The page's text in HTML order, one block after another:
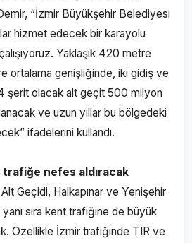
“İzmir Büyükşehir Belediyesi
hizmet edecek bir karayolu
Yaklaşık 420 metre
ortalama genişliğinde, iki gidiş ve
şerit olacak alt geçit 500 milyon
ve uzun yıllar bu bölgedeki
ifadelerini kullandı.
nefes aldıracak
Geçidi, Halkapınar ve Yenişehir
yanı sıra kent trafiğine de büyük
Özellikle İzmir trafiğinde TIR ve